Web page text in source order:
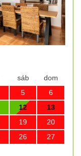
sáb
dom
5
6
12
13
19
20
26
27